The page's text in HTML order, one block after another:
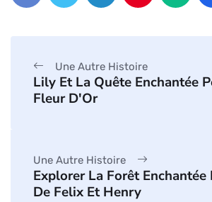
Une Autre Histoire
Lily Et La Quête Enchantée
Fleur D'Or
Une Autre Histoire
Explorer La Forêt Enchantée
De Felix Et Henry